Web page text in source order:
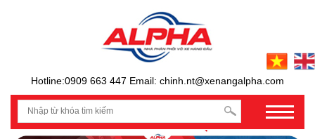
Hotline:0909 663 447 Email: chinh.nt@xenangalpha.com